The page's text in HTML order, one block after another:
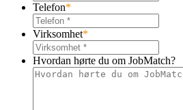
Telefon*
Virksomhet*
Hvordan hørte du om JobMatch?